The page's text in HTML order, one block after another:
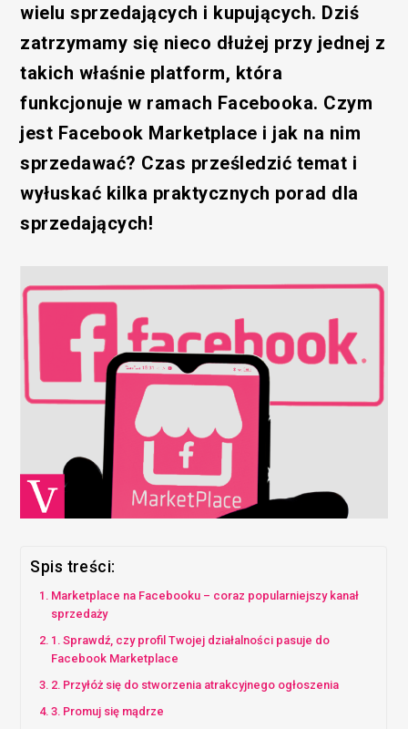
wielu sprzedających i kupujących. Dziś
zatrzymamy się nieco dłużej przy jednej z
takich właśnie platform, która
funkcjonuje w ramach Facebooka. Czym
jest Facebook Marketplace i jak na nim
sprzedawać? Czas prześledzić temat i
wyłuskać kilka praktycznych porad dla
sprzedających!
Spis treści:
Marketplace na Facebooku – coraz popularniejszy kanał
sprzedaży
1. Sprawdź, czy profil Twojej działalności pasuje do
Facebook Marketplace
2. Przyłóż się do stworzenia atrakcyjnego ogłoszenia
3. Promuj się mądrze